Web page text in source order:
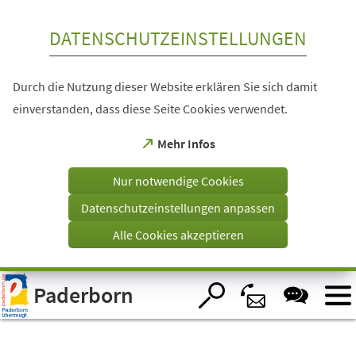
Visuelle
Assistenzsoftware
öffnen.
DATENSCHUTZEINSTELLUNGEN
Durch die Nutzung dieser Website erklären Sie sich damit
einverstanden, dass diese Seite Cookies verwendet.
Mehr Infos
(Öffnet
einem
Tab)
Nur notwendige Cookies
Datenschutzeinstellungen anpassen
Alle Cookies akzeptieren
Paderborn